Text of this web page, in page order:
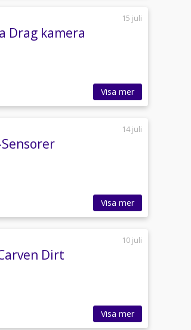
15 juli
Drag kamera
Visa mer
14 juli
Visa mer
10 juli
Dirt
Visa mer